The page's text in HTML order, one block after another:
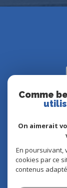
© 2026 |
Plan du site-
Comme
On aimerait
En poursuivant,
cookies par ce
contenus